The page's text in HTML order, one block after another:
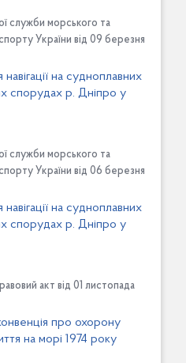
служби морського та
України від 09 березня
навігації на судноплавних
спорудах р. Дніпро у
служби морського та
України від 06 березня
навігації на судноплавних
спорудах р. Дніпро у
акт від 01 листопада
про охорону
на морі 1974 року